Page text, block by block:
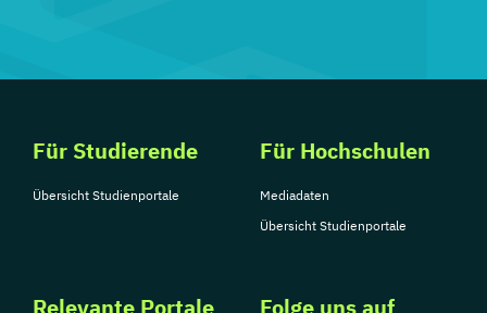
Für Studierende
Übersicht Studienportale
Für Hochschulen
Mediadaten
Übersicht Studienportale
Relevante Portale Folge uns auf